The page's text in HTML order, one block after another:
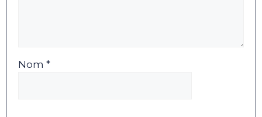
Nom *